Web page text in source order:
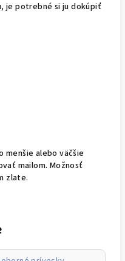
je potrebné si ju dokúpiť
menšie alebo väčšie
mailom. Možnosť
zlate.